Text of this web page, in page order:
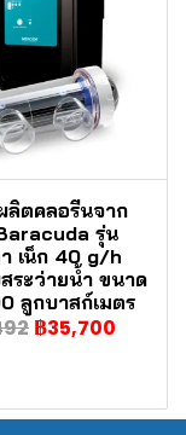
ลิตคลอรีนจาก
รุ่น
เน็ก 40 g/h
ระว่ายน้ำ ขนาด
ลูกบาสก์เมตร
฿35,700